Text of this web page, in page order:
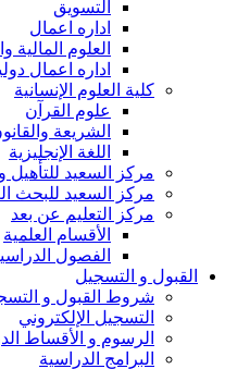
التسويق
اداره اعمال
العلوم المالية
اداره اعمال
كلية العلوم الإنسانية
علوم القرآن
الشريعة
اللغة الإنجليزية
مركز السعيد للتأهيل
مركز السعيد للبحث
مركز التعليم عن بعد
الأقسام العلمية
الفصول
القبول و التسجيل
شروط القبول و
التسجيل الإلكتروني
الرسوم و الأقساط
البرامج الدراسية